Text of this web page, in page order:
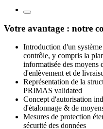
Votre avantage : notre
Introduction d'un
contrôle, y compris la
informatisée des moyens
d'enlèvement et de
Représentation de la
PRIMAS validated
Concept d'autorisation
d'étalonnage & de
Mesures de protection
sécurité des données